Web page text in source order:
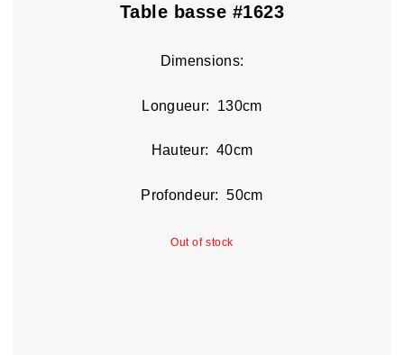
Table basse #1623
Dimensions:
Longueur: 130cm
Hauteur: 40cm
Profondeur: 50cm
Out of stock